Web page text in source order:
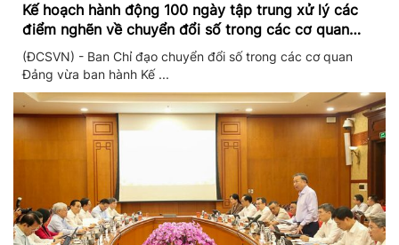
Kế hoạch hành động 100 ngày tập trung xử lý các
điểm nghẽn về chuyển đổi số trong các cơ quan
Đảng
(ĐCSVN) - Ban Chỉ đạo chuyển đổi số trong các cơ quan
Đảng vừa ban hành Kế ...